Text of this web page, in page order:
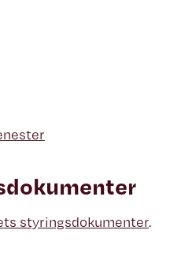
styringsdokumenter.